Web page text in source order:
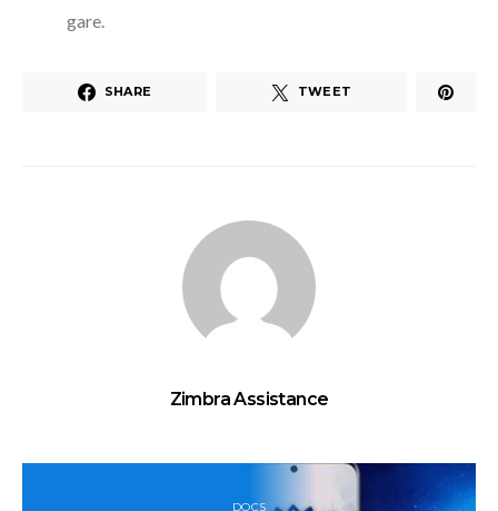
gare.
SHARE TWEET
Zimbra Assistance
DOCS